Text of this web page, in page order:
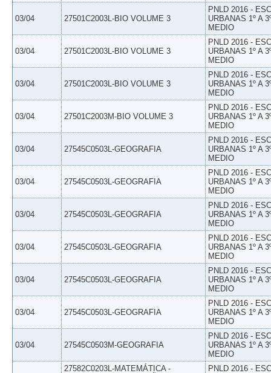
03/04 27501C2003L-BIO VOLUME 3
PNLD 2016 -
URBANAS 1º A
MEDIO
03/04 27501C2003L-BIO VOLUME 3
PNLD 2016 -
URBANAS 1º A
MEDIO
03/04 27501C2003L-BIO VOLUME 3
PNLD 2016 -
URBANAS 1º A
MEDIO
03/04 27501C2003M-BIO VOLUME 3
PNLD 2016 -
URBANAS 1º A
MEDIO
03/04 27545C0503L-GEOGRAFIA
PNLD 2016 -
URBANAS 1º A
MEDIO
03/04 27545C0503L-GEOGRAFIA
PNLD 2016 -
URBANAS 1º A
MEDIO
03/04 27545C0503L-GEOGRAFIA
PNLD 2016 -
URBANAS 1º A
MEDIO
03/04 27545C0503L-GEOGRAFIA
PNLD 2016 -
URBANAS 1º A
MEDIO
03/04 27545C0503L-GEOGRAFIA
PNLD 2016 -
URBANAS 1º A
MEDIO
03/04 27545C0503L-GEOGRAFIA
PNLD 2016 -
URBANAS 1º A
MEDIO
03/04 27545C0503M-GEOGRAFIA
PNLD 2016 -
URBANAS 1º A
MEDIO
27582C0203L-MATEMÁTICA -
PNLD 2016 -